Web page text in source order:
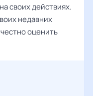
своих действиях.
недавних
оценить